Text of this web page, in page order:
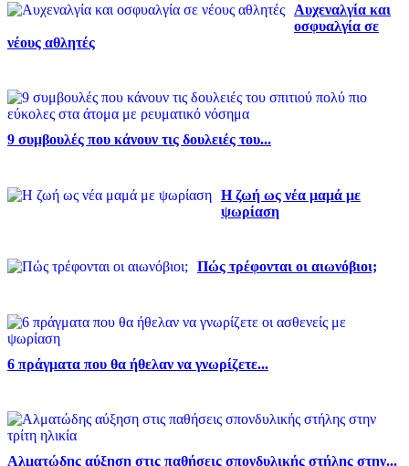
Αυχεναλγία και
οσφυαλγία σε
νέους αθλητές
9 συμβουλές που κάνουν τις δουλειές του...
Η ζωή ως νέα μαμά με
ψωρίαση
Πώς τρέφονται οι αιωνόβιοι;
6 πράγματα που θα ήθελαν να γνωρίζετε...
Αλματώδης αύξηση στις παθήσεις σπονδυλικής στήλης στην...